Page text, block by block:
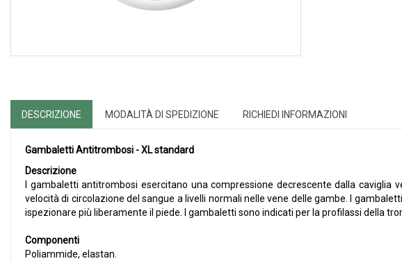
DESCRIZIONE MODALITÀ DI SPEDIZIONE RICHIEDI INFORMAZIONI
Gambaletti Antitrombosi - XL standard
Descrizione
I gambaletti antitrombosi esercitano una compressione decrescente dalla
velocità di circolazione del sangue a livelli normali nelle vene delle gambe. I
ispezionare più liberamente il piede. I gambaletti sono indicati per la profilassi della
Componenti
Poliammide, elastan.